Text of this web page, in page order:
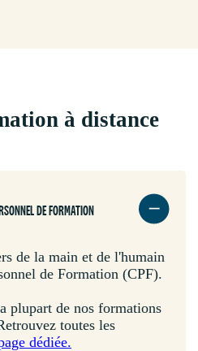
à distance
DE FORMATION
de la main et de l'humain
de Formation (CPF).
plupart de nos formations
toutes les
dédiée.